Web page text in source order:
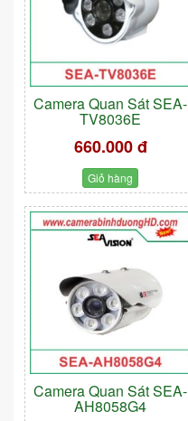
Camera Quan Sát SEA-
TV8036E
660.000 đ
Giỏ hàng
Camera Quan Sát SEA-
AH8058G4